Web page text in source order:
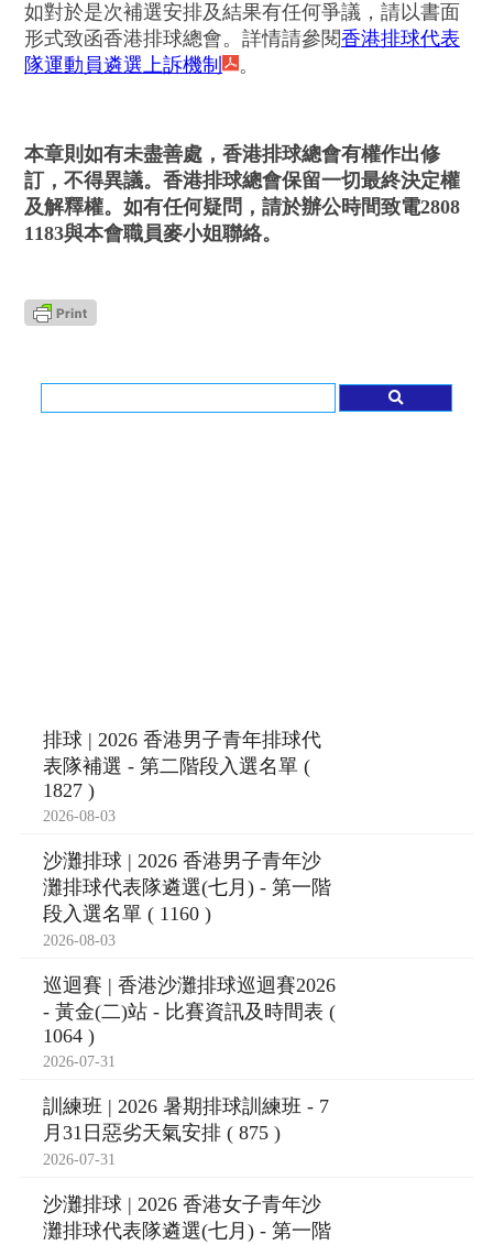
如對於是次補選安排及結果有任何爭議，請以書面
形式致函香港排球總會。詳情請參閱香港排球代表
隊運動員遴選上訴機制
。
本章則如有未盡善處，香港排球總會有權作出修
訂，不得異議。香港排球總會保留一切最終決定權
及解釋權。如有任何疑問，請於辦公時間致電2808
1183與本會職員麥小姐聯絡。
排球 | 2026 香港男子青年排球代
表隊補選 - 第二階段入選名單 (
1827 )
2026-08-03
沙灘排球 | 2026 香港男子青年沙
灘排球代表隊遴選(七月) - 第一階
段入選名單 ( 1160 )
2026-08-03
巡迴賽 | 香港沙灘排球巡迴賽2026
- 黃金(二)站 - 比賽資訊及時間表 (
1064 )
2026-07-31
訓練班 | 2026 暑期排球訓練班 - 7
月31日惡劣天氣安排 ( 875 )
2026-07-31
沙灘排球 | 2026 香港女子青年沙
灘排球代表隊遴選(七月) - 第一階